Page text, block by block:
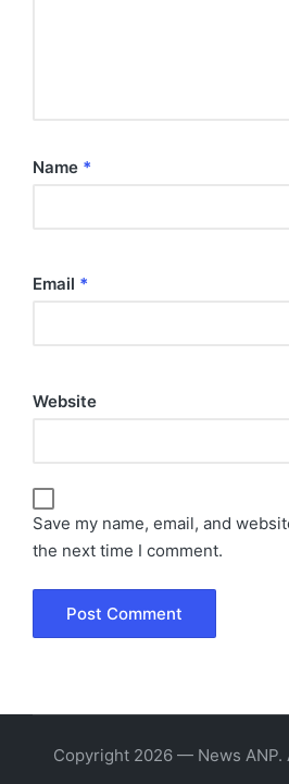
Name *
Email *
Website
Save my name, email, and
the next time I comment.
Copyright 2026 — News